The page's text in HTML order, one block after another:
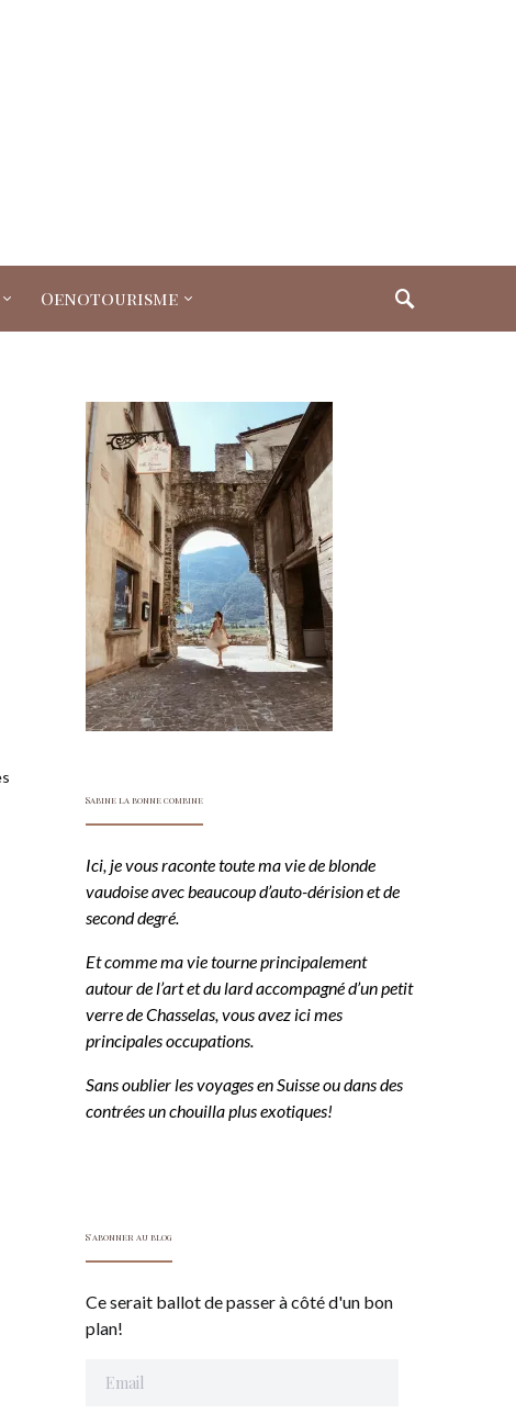
Oenotourisme
Sabine la bonne combine
Ici, je vous raconte toute ma vie de blonde
vaudoise avec beaucoup d’auto-dérision et de
second degré.
Et comme ma vie tourne principalement
autour de l’art et du lard accompagné d’un petit
verre de Chasselas, vous avez ici mes
principales occupations.
Sans oublier les voyages en Suisse ou dans des
contrées un chouilla plus exotiques!
S'abonner au blog
Ce serait ballot de passer à côté d'un bon
plan!